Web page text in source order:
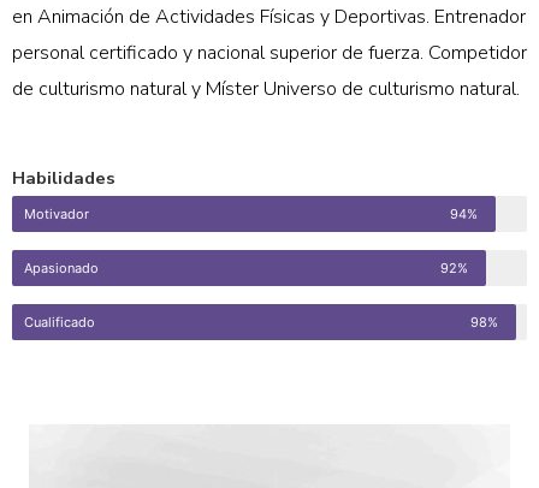
en Animación de Actividades Físicas y Deportivas. Entrenador
personal certificado y nacional superior de fuerza. Competidor
de culturismo natural y Míster Universo de culturismo natural.
Habilidades
Motivador 94%
Apasionado 92%
Cualificado 98%